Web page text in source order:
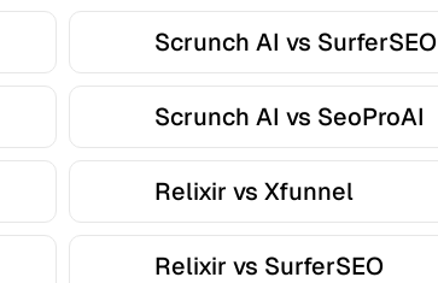
Scrunch AI vs SurferSEO
Scrunch AI vs SeoProAI
Relixir vs Xfunnel
Relixir vs SurferSEO